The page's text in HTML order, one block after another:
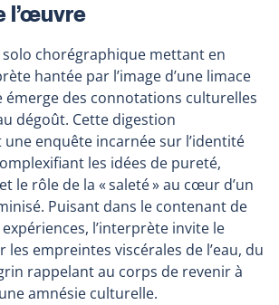
l’œuvre
chorégraphique mettant en
hantée par l’image d’une limace
émerge des connotations culturelles
dégoût. Cette digestion
enquête incarnée sur l’identité
les idées de pureté,
le rôle de la « saleté » au cœur d’un
Puisant dans le contenant de
l’interprète invite le
les empreintes viscérales de l’eau, du
rappelant au corps de revenir à
amnésie culturelle.